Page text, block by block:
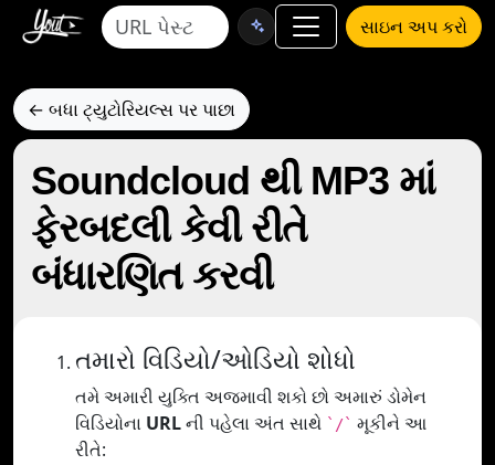
સાઇન અપ કરો
← બધા ટ્યુટોરિયલ્સ પર પાછા
Soundcloud થી MP3 માં
ફેરબદલી કેવી રીતે
બંધારણિત કરવી
તમારો વિડિયો/ઓડિયો શોધો
તમે અમારી યુક્તિ અજમાવી શકો છો અમારું ડોમેન
વિડિયોના URLની પહેલા અંત સાથે `/` મૂકીને આ
રીતે: